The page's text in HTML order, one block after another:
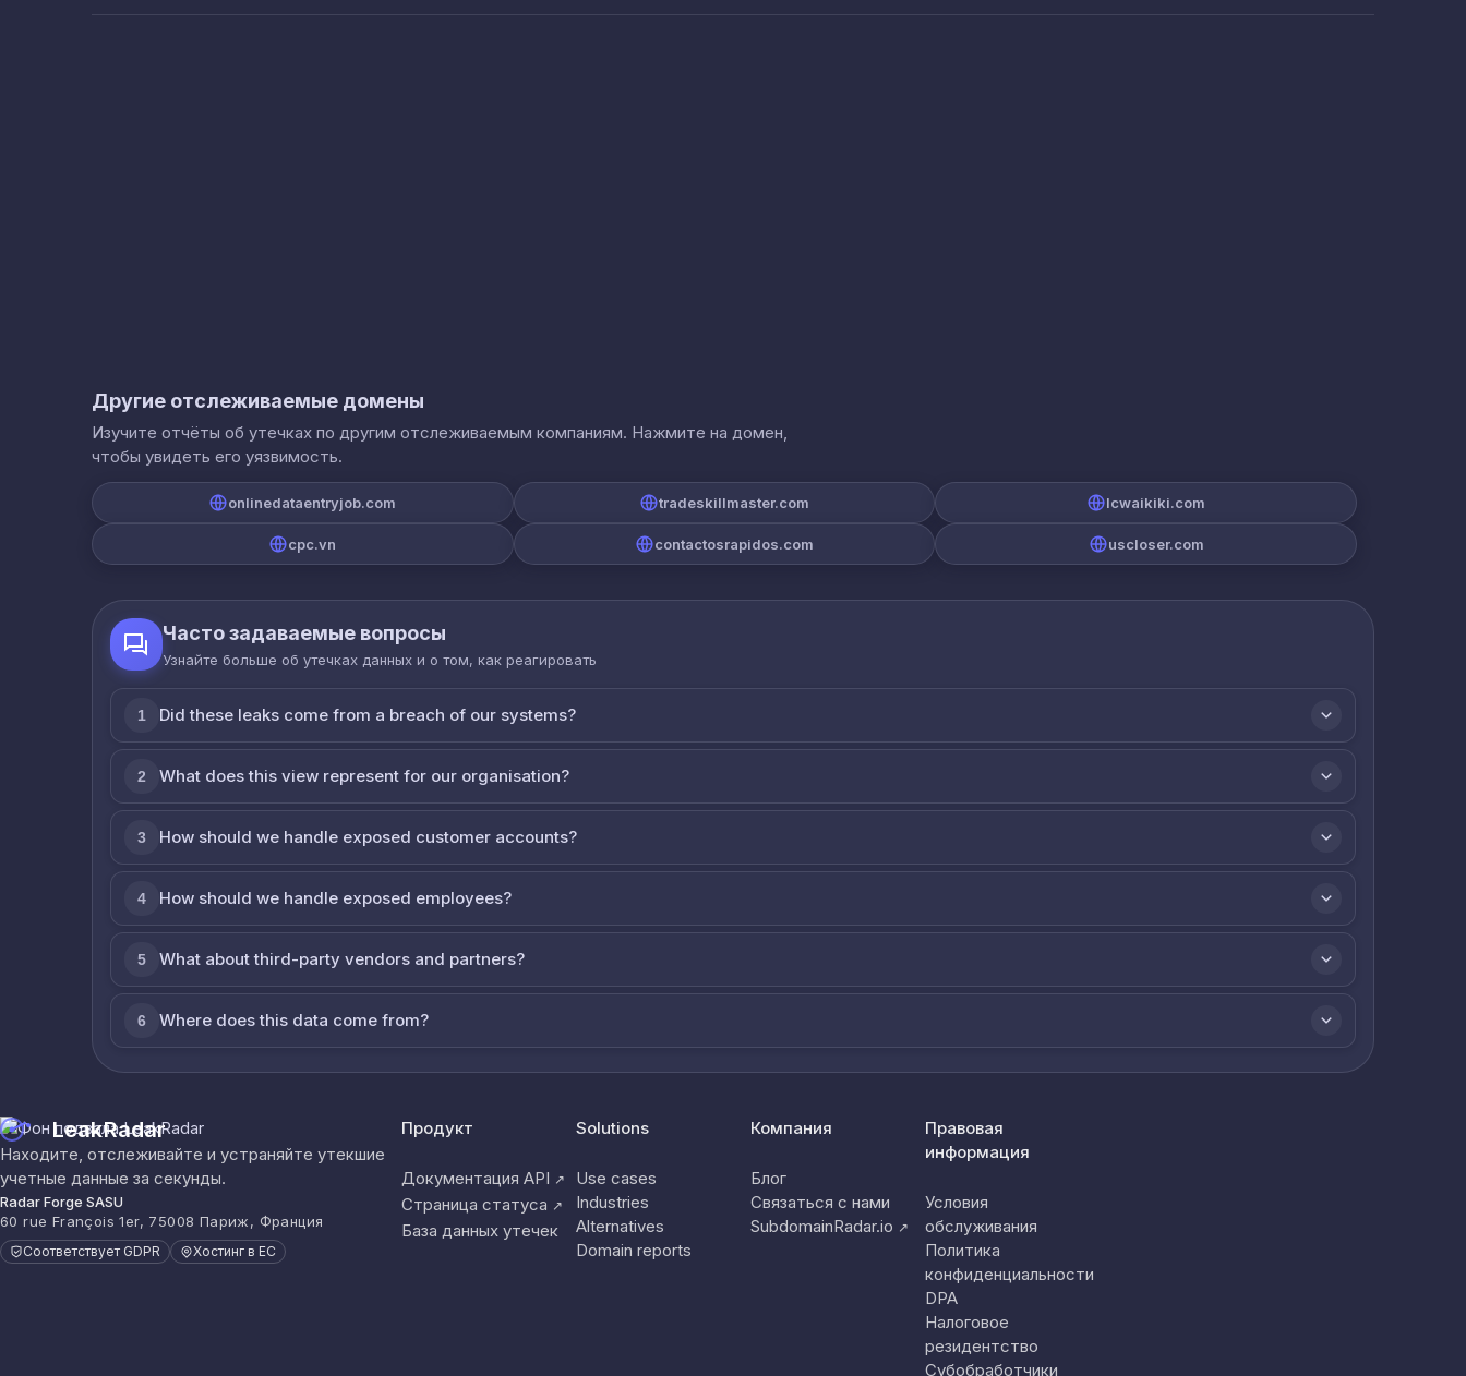
Другие отслеживаемые домены
Изучите отчёты об утечках по другим отслеживаемым компаниям. Нажмите на домен,
чтобы увидеть его уязвимость.
onlinedataentryjob.com tradeskillmaster.com lcwaikiki.com
cpc.vn contactosrapidos.com uscloser.com
Часто задаваемые вопросы
Узнайте больше об утечках данных и о том, как реагировать
1 Did these leaks come from a breach of our systems?
2 What does this view represent for our organisation?
3 How should we handle exposed customer accounts?
4 How should we handle exposed employees?
5 What about third-party vendors and partners?
6 Where does this data come from?
LeakRadar
Находите, отслеживайте и устраняйте утекшие
учетные данные за секунды.
Radar Forge SASU
60 rue François 1er, 75008 Париж, Франция
Соответствует GDPR Хостинг в ЕС
Продукт
Документация API ↗
Страница статуса ↗
База данных утечек
Solutions
Use cases
Industries
Alternatives
Domain reports
Компания
Блог
Связаться с нами
SubdomainRadar.io ↗
Правовая
информация
Условия
обслуживания
Политика
конфиденциальности
DPA
Налоговое
резидентство
Субобработчики